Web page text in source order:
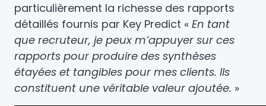
particulièrement la richesse des rapports
détaillés fournis par Key Predict « En tant
que recruteur, je peux m’appuyer sur ces
rapports pour produire des synthèses
étayées et tangibles pour mes clients. Ils
constituent une véritable valeur ajoutée. »